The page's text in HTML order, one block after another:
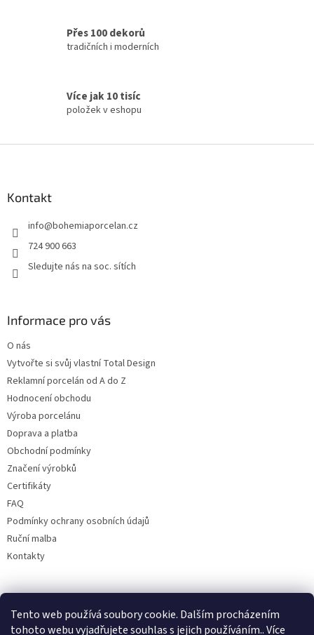
Tento web používá soubory cookie. Dalším procházením
tohoto webu vyjadřujete souhlas s jejich používáním.. Více
i
s
Přes 100 dekorů
tradičních i moderních
Více jak 10 tisíc
položek v eshopu
Kontakt
info@bohemiaporcelan.cz
724 900 663
Sledujte nás na soc. sítích
Informace pro vás
O nás
Vytvořte si svůj vlastní Total Design
Reklamní porcelán od A do Z
Hodnocení obchodu
Výroba porcelánu
Doprava a platba
Obchodní podmínky
Značení výrobků
Certifikáty
FAQ
Podmínky ochrany osobních údajů
Ruční malba
Kontakty
Facebook